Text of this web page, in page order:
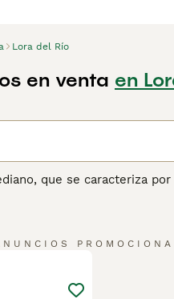
Lora del Río
en venta en
que se caracteriza
de Agua Español